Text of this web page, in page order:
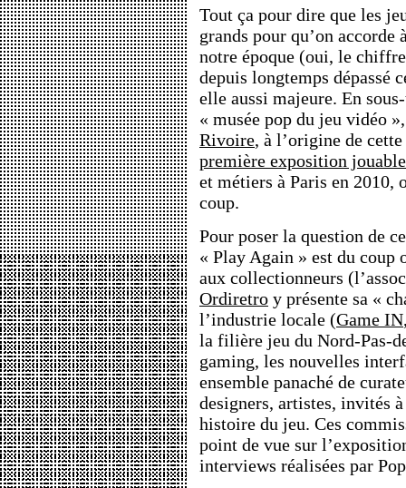
Tout ça pour dire que les
grands pour qu’on
notre époque (oui, le
depuis longtemps dépassé
elle aussi majeure. En
« musée pop du jeu vidéo
Rivoire, à l’origine de
première exposition jouable
et métiers à Paris en 2010,
coup.
Pour poser la question de
« Play Again » est du coup
aux collectionneurs
Ordiretro y présente sa «
l’industrie locale (Game IN
la filière jeu du Nord-Pas-
gaming, les nouvelles
ensemble panaché de
designers, artistes, invités
histoire du jeu. Ces
point de vue sur
interviews réalisées par